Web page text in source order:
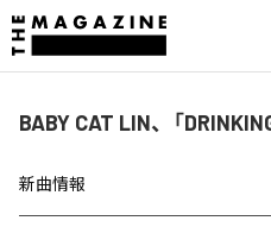
BABY CAT LIN、「
新曲情報